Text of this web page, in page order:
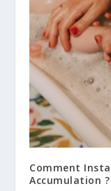
Comment
Accumulation ?